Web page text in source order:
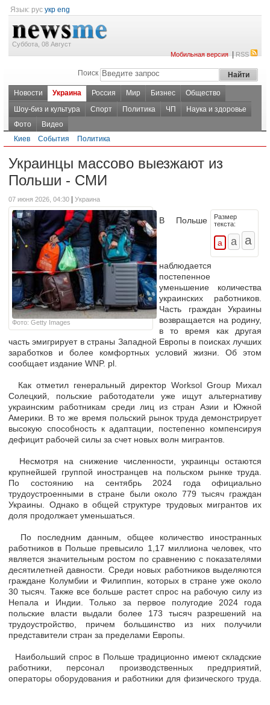
Язык: рус укр eng
Суббота, 08 Август
Мобильная версия|RSS
Поиск
Новости Украина Россия Мир Бизнес
Общество
Шоу-биз и культура
Спорт Политика ЧП
Наука и здоровье
Фото
Видео
Киев
События Политика
Украинцы массово выезжают из
Польши - СМИ
07 июня 2026, 04:30 Украина
Фото: Getty Images
Размер
текста:
В Польше
наблюдается
постепенное
уменьшение количества
украинских работников.
Часть граждан Украины
возвращается на родину,
в то время как другая
часть эмигрирует в страны Западной Европы в поисках лучших
заработков и более комфортных условий жизни. Об этом
сообщает издание WNP. pl.
Как отметил генеральный директор Worksol Group Михал
Солецкий, польские работодатели уже ищут альтернативу
украинским работникам среди лиц из стран Азии и Южной
Америки. В то же время польский рынок труда демонстрирует
высокую способность к адаптации, постепенно компенсируя
дефицит рабочей силы за счет новых волн мигрантов.
Несмотря на снижение численности, украинцы остаются
крупнейшей группой иностранцев на польском рынке труда.
По состоянию на сентябрь 2024 года официально
трудоустроенными в стране были около 779 тысяч граждан
Украины. Однако в общей структуре трудовых мигрантов их
доля продолжает уменьшаться.
По последним данным, общее количество иностранных
работников в Польше превысило 1,17 миллиона человек, что
является значительным ростом по сравнению с показателями
десятилетней давности. Среди новых работников выделяются
граждане Колумбии и Филиппин, которых в стране уже около
30 тысяч. Также все больше растет спрос на рабочую силу из
Непала и Индии. Только за первое полугодие 2024 года
польские власти выдали более 173 тысяч разрешений на
трудоустройство, причем большинство из них получили
представители стран за пределами Европы.
Наибольший спрос в Польше традиционно имеют складские
работники, персонал производственных предприятий,
операторы оборудования и работники для физического труда.